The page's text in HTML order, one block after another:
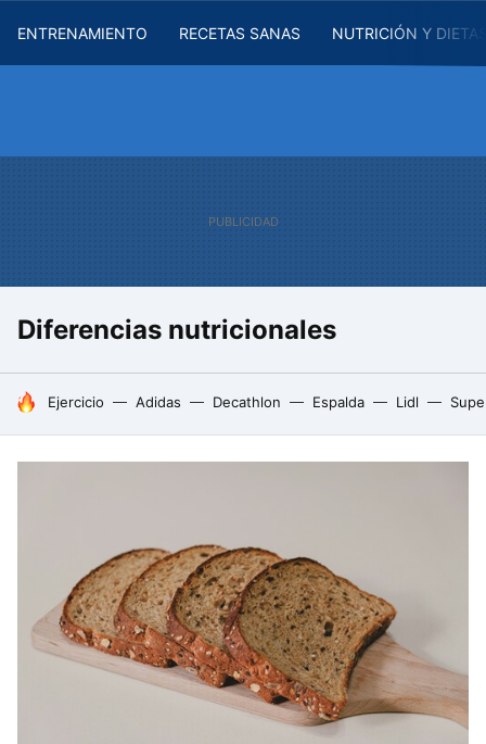
ENTRENAMIENTO RECETAS SANAS NUTRICIÓN Y
Diferencias nutricionales
HOY SE HABLA DE
Ejercicio Adidas Decathlon Espalda Lidl